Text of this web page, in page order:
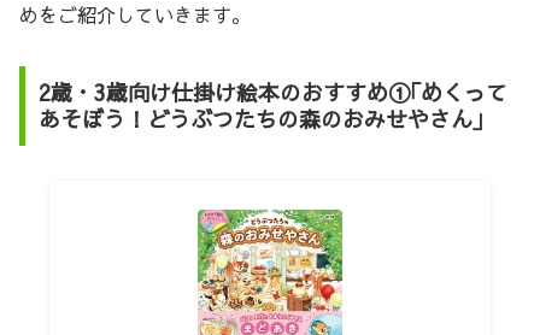
めをご紹介していきます。
2歳・3歳向け仕掛け絵本のおすすめ①｢めくって
あそぼう！どうぶつたちの森のおみせやさん｣